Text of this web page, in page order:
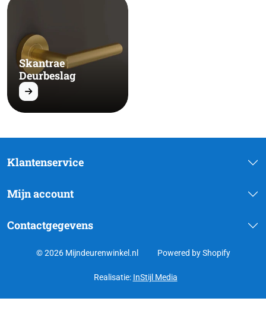
Skantrae
Deurbeslag
Klantenservice
Mijn account
Contactgegevens
© 2026 Mijndeurenwinkel.nl Powered by Shopify
Realisatie: InStijl Media